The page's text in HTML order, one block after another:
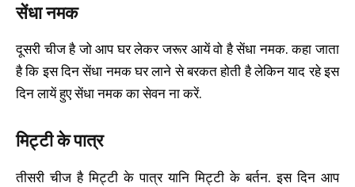
सेंधा नमक
दूसरी चीज है जो आप घर लेकर जरूर आयें वो है सेंधा नमक. कहा जाता
है कि इस दिन सेंधा नमक घर लाने से बरकत होती है लेकिन याद रहे इस
दिन लायें हुए सेंधा नमक का सेवन ना करें.
मिट्टी के पात्र
तीसरी चीज है मिट्टी के पात्र यानि मिट्टी के बर्तन. इस दिन आप